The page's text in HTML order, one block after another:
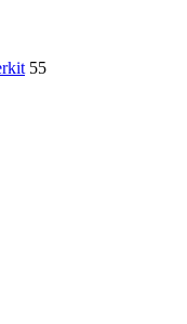
55